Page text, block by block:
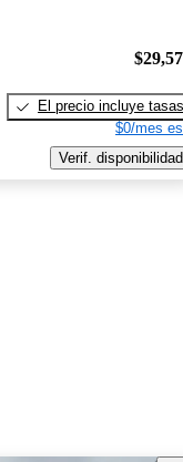
El precio incluye tasas
$0/mes
Verif. disponibilidad